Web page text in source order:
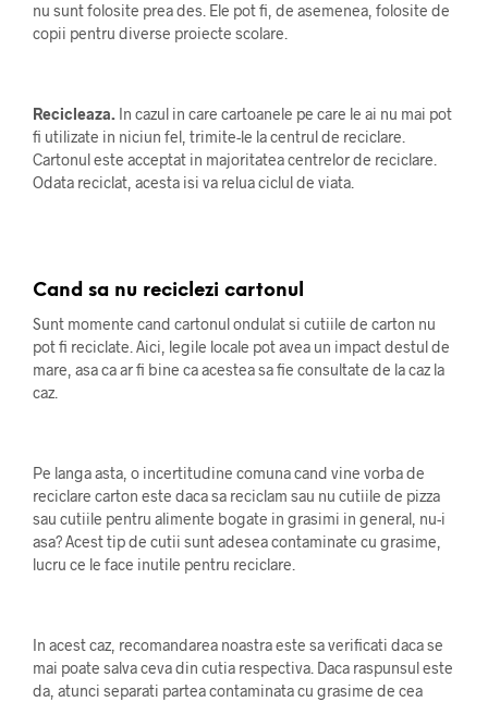
nu sunt folosite prea des. Ele pot fi, de asemenea, folosite de
copii pentru diverse proiecte scolare.
Recicleaza. In cazul in care cartoanele pe care le ai nu mai pot
fi utilizate in niciun fel, trimite-le la centrul de reciclare.
Cartonul este acceptat in majoritatea centrelor de reciclare.
Odata reciclat, acesta isi va relua ciclul de viata.
Cand sa nu reciclezi cartonul
Sunt momente cand cartonul ondulat si cutiile de carton nu
pot fi reciclate. Aici, legile locale pot avea un impact destul de
mare, asa ca ar fi bine ca acestea sa fie consultate de la caz la
caz.
Pe langa asta, o incertitudine comuna cand vine vorba de
reciclare carton este daca sa reciclam sau nu cutiile de pizza
sau cutiile pentru alimente bogate in grasimi in general, nu-i
asa? Acest tip de cutii sunt adesea contaminate cu grasime,
lucru ce le face inutile pentru reciclare.
In acest caz, recomandarea noastra este sa verificati daca se
mai poate salva ceva din cutia respectiva. Daca raspunsul este
da, atunci separati partea contaminata cu grasime de cea